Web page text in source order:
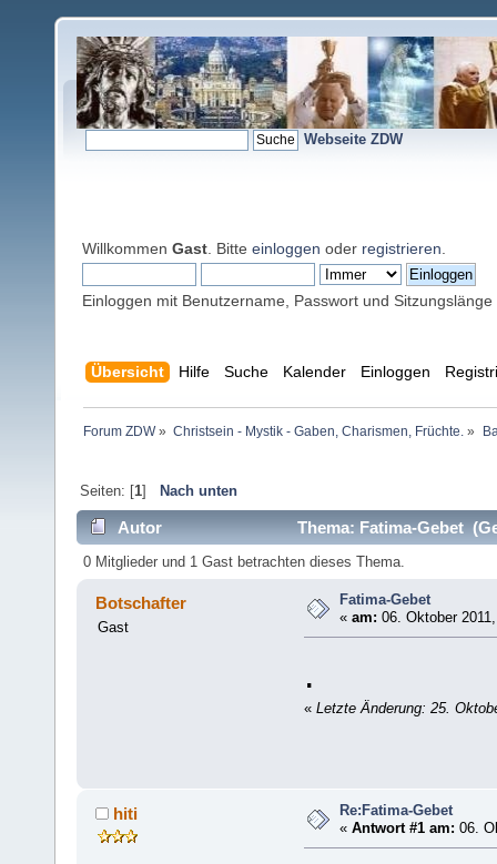
Webseite ZDW
Willkommen Gast . Bitte einloggen oder registrieren
Einloggen mit Benutzername, Passwort und Sitzungslänge
Übersicht Hilfe Suche Kalender Einloggen
Forum ZDW» Christsein - Mystik - Gaben, Charismen, Früchte. »
Seiten: [1] Nach unten
Autor Thema: Fatima-Gebet
0 Mitglieder und 1 Gast betrachten dieses Thema.
Botschafter
Gast
Fatima-Gebet
«am: 06. Oktober
.
« Letzte Änderung: 25.
hiti
Re:Fatima-Gebet
«Antwort #1 am: 06.